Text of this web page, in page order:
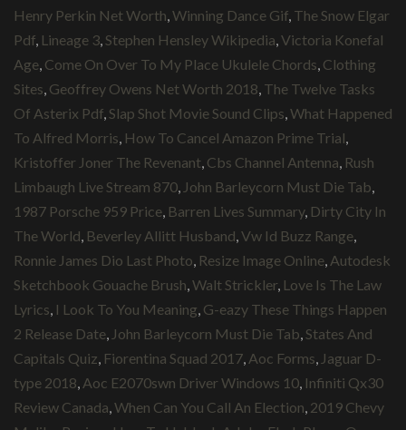
Henry Perkin Net Worth Winning Dance Gif The Snow Elgar
Pdf Lineage 3 Stephen Hensley Wikipedia Victoria Konefal
Age Come On Over To My Place Ukulele Chords Clothing
Sites Geoffrey Owens Net Worth 2018 The Twelve Tasks
Of Asterix Pdf Slap Shot Movie Sound Clips What Happened
To Alfred Morris How To Cancel Amazon Prime Trial
Kristoffer Joner The Revenant Cbs Channel Antenna Rush
Limbaugh Live Stream 870 John Barleycorn Must Die Tab
1987 Porsche 959 Price Barren Lives Summary, Dirty City In
The World Beverley Allitt Husband Vw Id Buzz Range
Ronnie James Dio Last Photo Resize Image Online Autodesk
Sketchbook Gouache Brush Walt Strickler Love Is The Law
Lyrics I Look To You Meaning G-eazy These Things Happen
2 Release Date John Barleycorn Must Die Tab States And
Capitals Quiz Fiorentina Squad 2017 Aoc Forms Jaguar D-
type 2018 Aoc E2070swn Driver Windows 10 Infiniti Qx30
Review Canada When Can You Call An Election 2019 Chevy